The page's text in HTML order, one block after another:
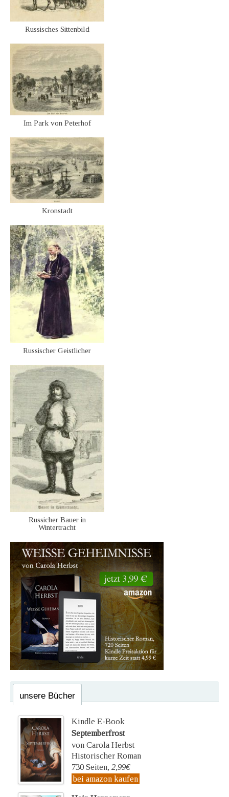
Russisches Sittenbild
Im Park von Peterhof
Kronstadt
Russischer Geistlicher
Russicher Bauer in
Wintertracht
unsere Bücher
Kindle E-Book
Septemberfrost
von Carola Herbst
Historischer Roman
730 Seiten, 2,99€
bei amazon kaufen